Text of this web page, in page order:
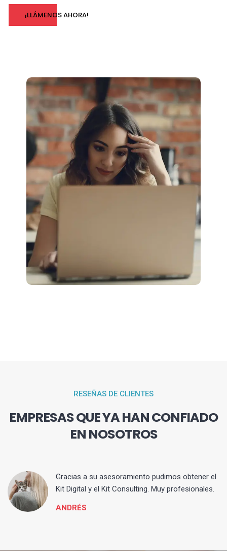
¡LLÁMENOS AHORA!
RESEÑAS DE CLIENTES
EMPRESAS QUE YA HAN CONFIADO
EN NOSOTROS
Gracias a su asesoramiento pudimos obtener el
Kit Digital y el Kit Consulting. Muy profesionales.
ANDRÉS